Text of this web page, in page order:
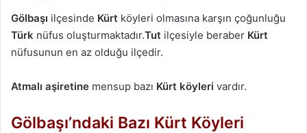
Gölbaşı ilçesinde Kürt köyleri olmasına karşın çoğunluğu
Türk nüfus oluşturmaktadır.Tut ilçesiyle beraber Kürt
nüfusunun en az olduğu ilçedir.
Atmalı aşiretine mensup bazı Kürt köyleri vardır.
Gölbaşı’ndaki Bazı Kürt Köyleri